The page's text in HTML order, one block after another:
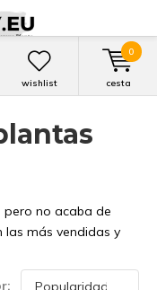
wishlist cesta
0
pero no acaba de
las más vendidas y